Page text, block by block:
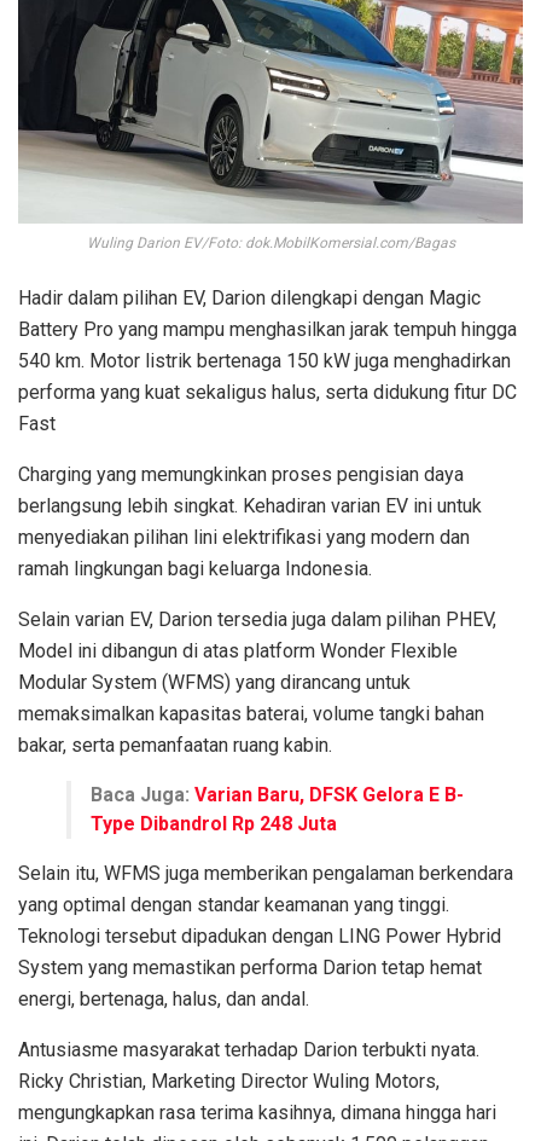
Wuling Darion EV/Foto: dok.MobilKomersial.com/Bagas
Hadir dalam pilihan EV, Darion dilengkapi dengan Magic
Battery Pro yang mampu menghasilkan jarak tempuh hingga
540 km. Motor listrik bertenaga 150 kW juga menghadirkan
performa yang kuat sekaligus halus, serta didukung fitur DC
Fast
Charging yang memungkinkan proses pengisian daya
berlangsung lebih singkat. Kehadiran varian EV ini untuk
menyediakan pilihan lini elektrifikasi yang modern dan
ramah lingkungan bagi keluarga Indonesia.
Selain varian EV, Darion tersedia juga dalam pilihan PHEV,
Model ini dibangun di atas platform Wonder Flexible
Modular System (WFMS) yang dirancang untuk
memaksimalkan kapasitas baterai, volume tangki bahan
bakar, serta pemanfaatan ruang kabin.
Baca Juga: Varian Baru, DFSK Gelora E B-
Type Dibandrol Rp 248 Juta
Selain itu, WFMS juga memberikan pengalaman berkendara
yang optimal dengan standar keamanan yang tinggi.
Teknologi tersebut dipadukan dengan LING Power Hybrid
System yang memastikan performa Darion tetap hemat
energi, bertenaga, halus, dan andal.
Antusiasme masyarakat terhadap Darion terbukti nyata.
Ricky Christian, Marketing Director Wuling Motors,
mengungkapkan rasa terima kasihnya, dimana hingga hari